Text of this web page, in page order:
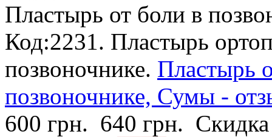
Пластырь от боли в
Код:2231. Пластырь
позвоночнике. Пластырь
позвоночнике, Сумы -
600 грн. 640 грн.